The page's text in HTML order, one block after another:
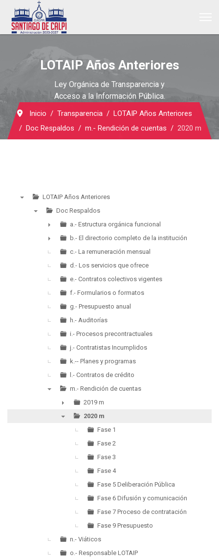
LOTAIP Años Anteriores
Ley Orgánica de Transparencia y
Acceso a la Información Pública.
Inicio Transparencia
LOTAIP Años Anteriores
Doc Respaldos
m.- Rendición de cuentas 2020 m
LOTAIP Años Anteriores
Doc Respaldos
►
a.- Estructura orgánica funcional
►
b.- El directorio completo de la institución
c.- La remuneración mensual
d.- Los servicios que ofrece
e.- Contratos colectivos vigentes
f.- Formularios o formatos
g.- Presupuesto anual
h.- Auditorías
i.- Procesos precontractuales
j.- Contratistas Incumplidos
k.-- Planes y programas
l.- Contratos de crédito
m.- Rendición de cuentas
►
2019 m
2020 m
Fase 1
Fase 2
Fase 3
Fase 4
Fase 5 Deliberación Pública
Fase 6 Difusión y comunicación
Fase 7 Proceso de contratación
Fase 9 Presupuesto
n.- Viáticos
o.- Responsable LOTAIP